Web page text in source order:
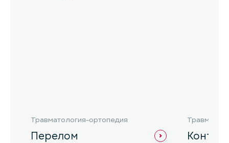
Травматология-ортопедия
Перелом